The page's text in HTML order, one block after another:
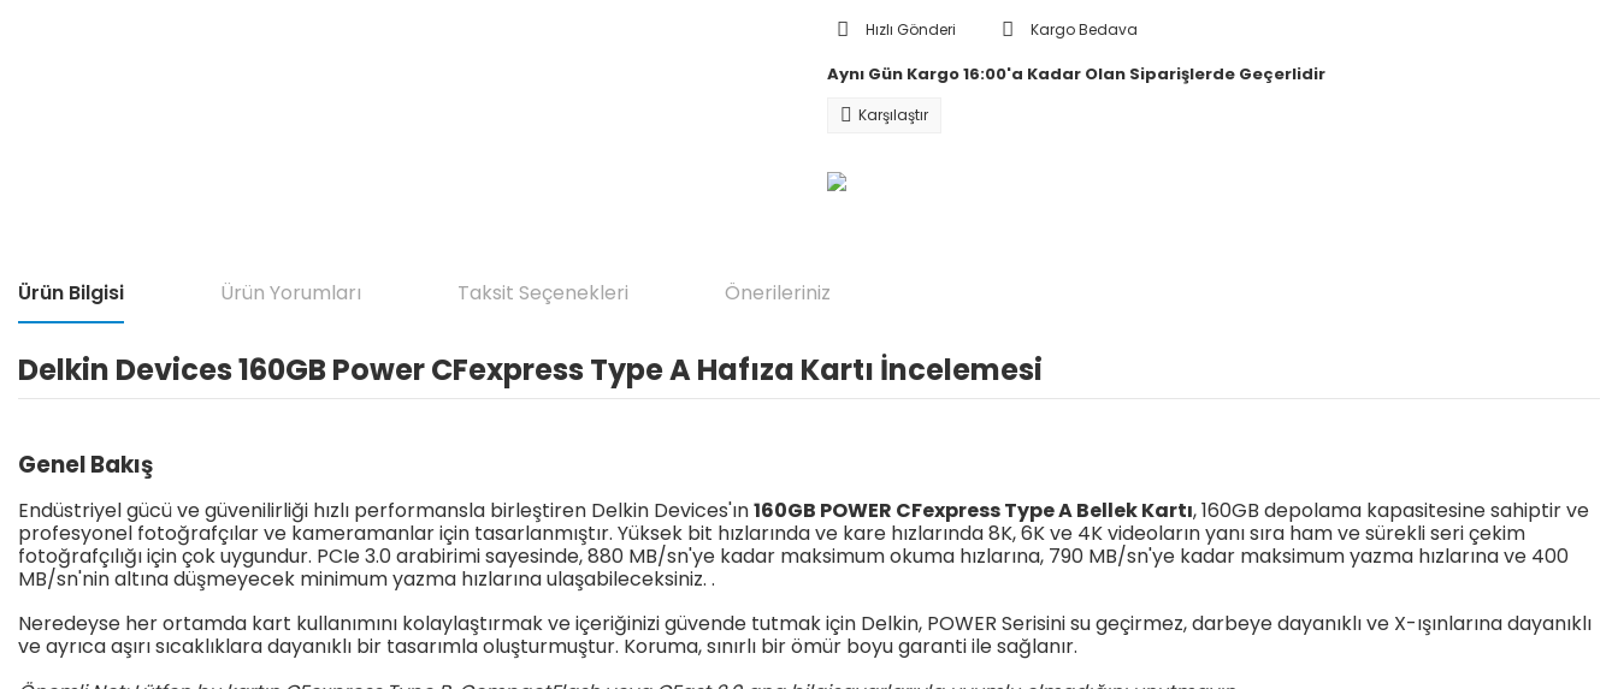
Hızlı Gönderi Kargo Bedava
Aynı Gün Kargo 16:00'a Kadar Olan Siparişlerde Geçerlidir
Karşılaştır
Ürün Bilgisi Ürün Yorumları Taksit Seçenekleri Önerileriniz
Delkin Devices 160GB Power CFexpress Type A Hafıza Kartı İncelemesi
GenelBakış
Endüstriyel gücü ve güvenilirliği hızlı performansla birleştiren Delkin Devices'ın160GB POWER CFexpress Type A Bellek Kartı, 160GB depolama kapasitesine sahiptir ve
profesyonel fotoğrafçılar ve kameramanlar için tasarlanmıştır. Yüksek bit hızlarında ve kare hızlarında 8K, 6K ve 4K videoların yanı sıra ham ve sürekli seri çekim
fotoğrafçılığı için çok uygundur. PCIe 3.0 arabirimi sayesinde, 880 MB/sn'ye kadar maksimum okuma hızlarına, 790 MB/sn'ye kadar maksimum yazma hızlarına ve 400
MB/sn'nin altına düşmeyecek minimum yazma hızlarına ulaşabileceksiniz. .
Neredeyse her ortamda kart kullanımını kolaylaştırmak ve içeriğinizi güvende tutmak için Delkin, POWER Serisini su geçirmez, darbeye dayanıklı ve X-ışınlarına dayanıklı
ve ayrıca aşırı sıcaklıklara dayanıklı bir tasarımla oluşturmuştur. Koruma, sınırlı bir ömür boyu garanti ile sağlanır.